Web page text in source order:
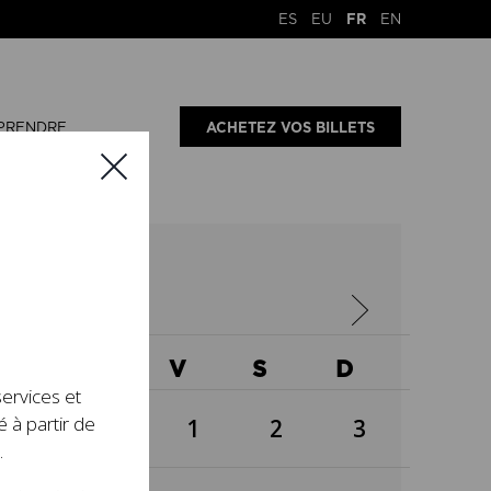
ES EU FR EN
ACHETEZ VOS BILLETS
V S D
1 2 3
et
à partir de